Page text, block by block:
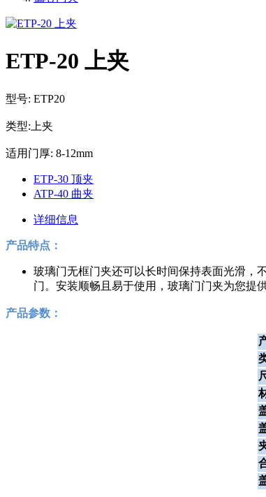
ETP-20 上夹
型号: ETP20
类型:上夹
适用门厚: 8-12mm
ETP-30 顶夹
ATP-40 曲夹
详细信息
产品特点：
玻璃门无框门夹还可以长时间保持表面光滑，
门。安装顺畅且易于使用，玻璃门门夹为您提
产品参数：